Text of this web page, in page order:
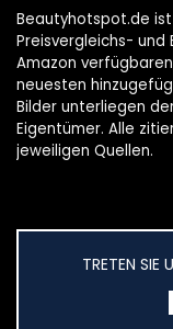
Beautyhotspot.de
Preisvergleichs-
Amazon
neuesten
Bilder unterliegen
Eigentümer. Alle
jeweiligen Quellen.
TRETEN SIE